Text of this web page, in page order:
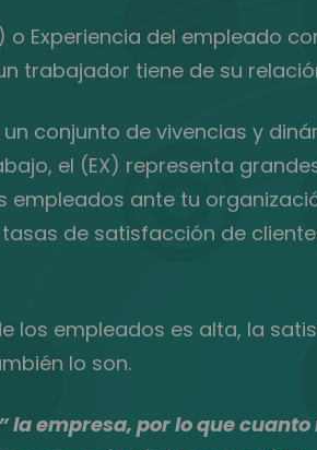
o Experiencia del empleado
trabajador tiene de su
conjunto de vivencias y
el (EX) representa
empleados ante tu
de satisfacción de
los empleados es alta, la
lo son.
la empresa, por lo que